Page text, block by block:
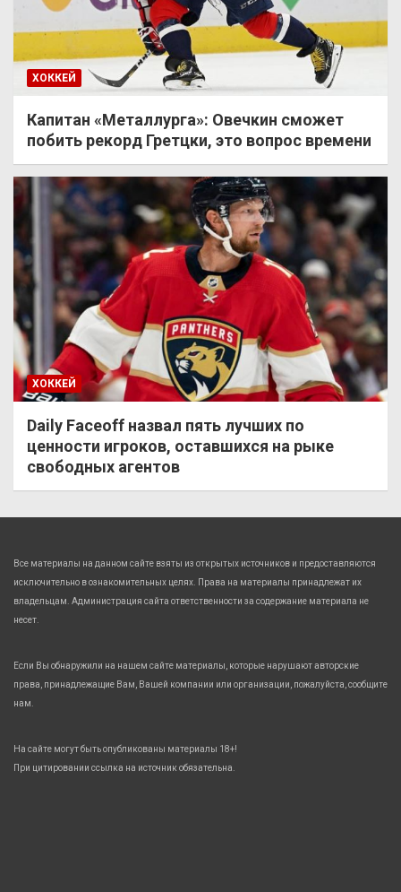
ХОККЕЙ
Капитан «Металлурга»: Овечкин сможет
побить рекорд Гретцки, это вопрос времени
ХОККЕЙ
Daily Faceoff назвал пять лучших по
ценности игроков, оставшихся на рыке
свободных агентов
Все материалы на данном сайте взяты из открытых источников и предоставляются
исключительно в ознакомительных целях. Права на материалы принадлежат их
владельцам. Администрация сайта ответственности за содержание материала не
несет.
Если Вы обнаружили на нашем сайте материалы, которые нарушают авторские
права, принадлежащие Вам, Вашей компании или организации, пожалуйста, сообщите
нам.
На сайте могут быть опубликованы материалы 18+!
При цитировании ссылка на источник обязательна.